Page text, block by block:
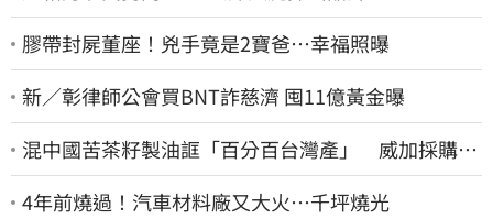
膠帶封屍董座！兇手竟是2寶爸…幸福照曝
新／彰律師公會買BNT詐慈濟 囤11億黃金曝
混中國苦茶籽製油誆「百分百台灣產」 威加採購
員、中間人收押禁見
4年前燒過！汽車材料廠又大火…千坪燒光